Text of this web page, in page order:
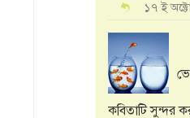
১৭ ই
কবিতাটি সুন্দর